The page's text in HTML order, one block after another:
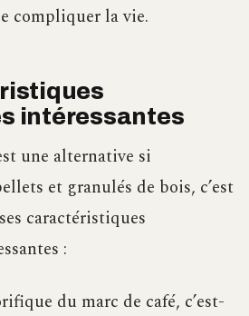
compliquer la vie.
intéressantes
une alternative si
et granulés de bois, c’est
caractéristiques
:
du marc de café, c’est-